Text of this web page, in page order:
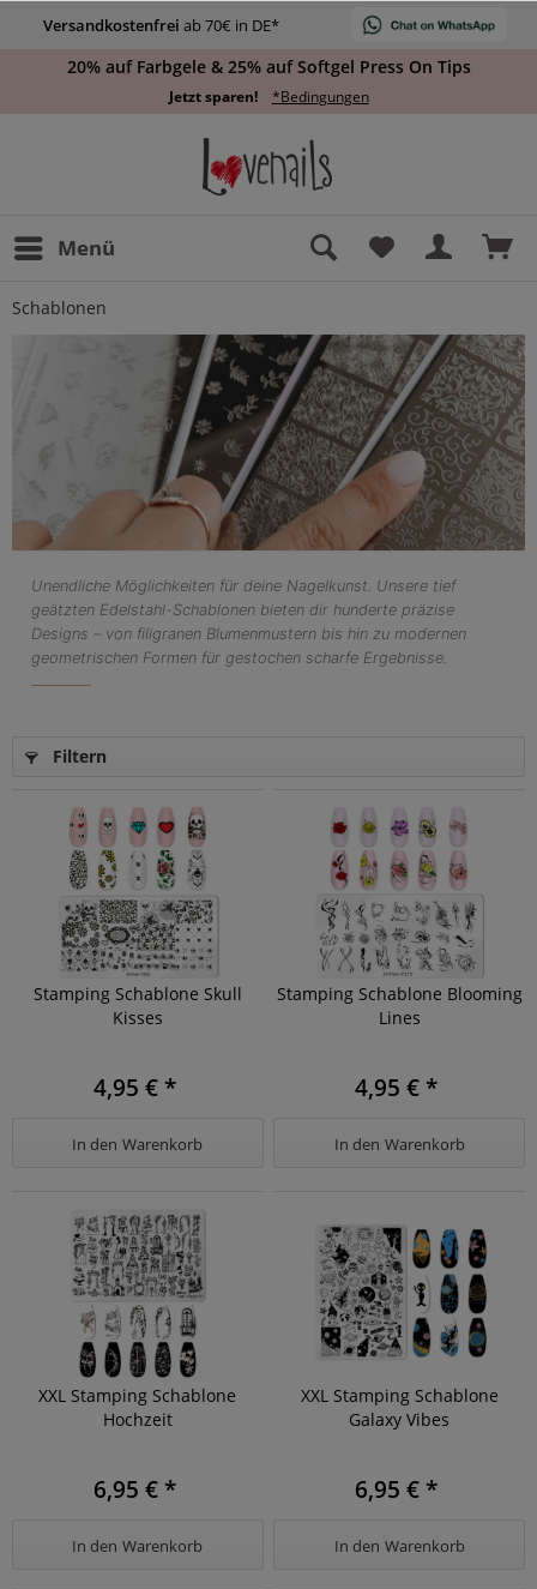
Versandkostenfrei ab 70€ in DE*
20% auf Farbgele & 25% auf Softgel Press On Tips
Jetzt sparen! *Bedingungen
Menü
Schablonen
STAMPING
SCHABLONEN
MOTIV-VIELFALT
ENTDECKEN
Unendliche Möglichkeiten für deine Nagelkunst. Unsere tief
geätzten Edelstahl-Schablonen bieten dir hunderte präzise
Designs – von filigranen Blumenmustern bis hin zu modernen
geometrischen Formen für gestochen scharfe Ergebnisse.
Filtern
Stamping Schablone Skull
Kisses
4,95 € *
In den Warenkorb
Stamping Schablone Blooming
Lines
4,95 € *
In den Warenkorb
XXL Stamping Schablone
Hochzeit
6,95 € *
In den Warenkorb
XXL Stamping Schablone
Galaxy Vibes
6,95 € *
In den Warenkorb